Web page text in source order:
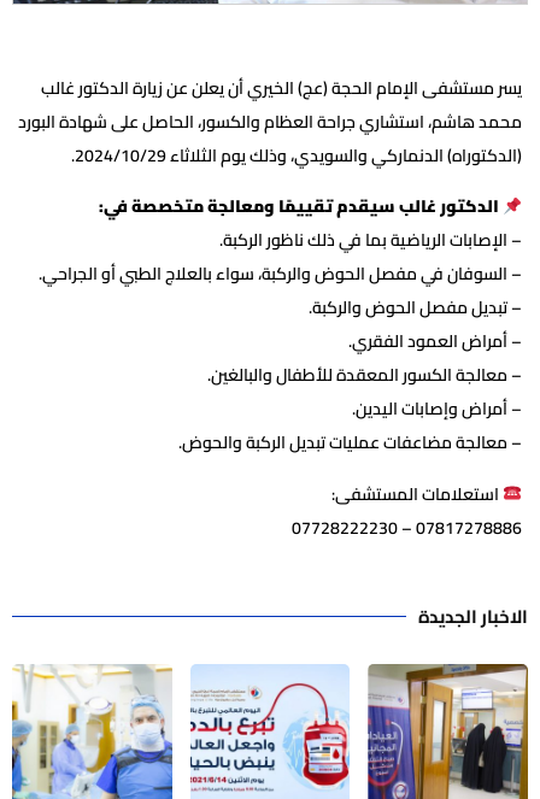
يسر مستشفى الإمام الحجة (عج) الخيري أن يعلن عن زيارة الدكتور غالب
محمد هاشم، استشاري جراحة العظام والكسور، الحاصل على شهادة البورد
(الدكتوراه) الدنماركي والسويدي، وذلك يوم الثلاثاء 2024/10/29.
الدكتور غالب سيقدم تقييمًا ومعالجة متخصصة في:
– الإصابات الرياضية بما في ذلك ناظور الركبة.
– السوفان في مفصل الحوض والركبة، سواء بالعلاج الطبي أو الجراحي.
– تبديل مفصل الحوض والركبة.
– أمراض العمود الفقري.
– معالجة الكسور المعقدة للأطفال والبالغين.
– أمراض وإصابات اليدين.
– معالجة مضاعفات عمليات تبديل الركبة والحوض.
استعلامات المستشفى:
07817278886 – 07728222230
الاخبار الجديدة